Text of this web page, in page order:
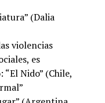
(Dalia
violencias
es
Nido” (Chile,